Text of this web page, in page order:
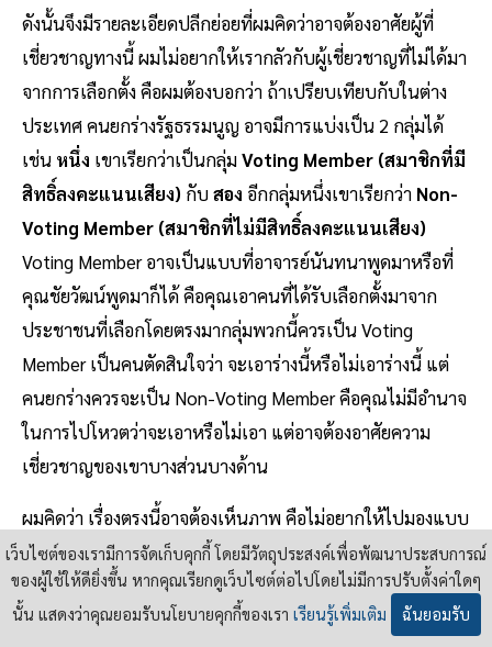
ดังนั้นจึงมีรายละเอียดปลีกย่อยที่ผมคิดว่าอาจต้องอาศัยผู้ที่
เชี่ยวชาญทางนี้ ผมไม่อยากให้เรากลัวกับผู้เชี่ยวชาญที่ไม่ได้มา
จากการเลือกตั้ง คือผมต้องบอกว่า ถ้าเปรียบเทียบกับในต่าง
ประเทศ คนยกร่างรัฐธรรมนูญ อาจมีการแบ่งเป็น 2 กลุ่มได้
เช่น หนึ่ง เขาเรียกว่าเป็นกลุ่มVoting Member (สมาชิกที่มี
สิทธิ์ลงคะแนนเสียง) กับสอง อีกกลุ่มหนึ่งเขาเรียกว่า Non-
Voting Member (สมาชิกที่ไม่มีสิทธิ์ลงคะแนนเสียง)
Voting Member อาจเป็นแบบที่อาจารย์นันทนาพูดมาหรือที่
คุณชัยวัฒน์พูดมาก็ได้ คือคุณเอาคนที่ได้รับเลือกตั้งมาจาก
ประชาชนที่เลือกโดยตรงมากลุ่มพวกนี้ควรเป็น Voting
Member เป็นคนตัดสินใจว่า จะเอาร่างนี้หรือไม่เอาร่างนี้ แต่
คนยกร่างควรจะเป็น Non-Voting Member คือคุณไม่มีอำนาจ
ในการไปโหวตว่าจะเอาหรือไม่เอา แต่อาจต้องอาศัยความ
เชี่ยวชาญของเขาบางส่วนบางด้าน
ผมคิดว่า เรื่องตรงนี้อาจต้องเห็นภาพ คือไม่อยากให้ไปมองแบบ
ในเชิง Extreme (สุดโต่ง) ซ้ายขวา เพราะในทางแล้ว
รัฐธรรมนูญ การยกร่างมี Concept (แนวคิด) แบบนี้อยู่เหมือน
กัน ผมคิดว่าถ้าเห็นภาพตรงนี้ ว่าอาจมี Voting Member ก็ได้
เว็บไซต์ของเรามีการจัดเก็บคุกกี้ โดยมีวัตถุประสงค์เพื่อพัฒนาประสบการณ์
ของผู้ใช้ให้ดียิ่งขึ้น หากคุณเรียกดูเว็บไซต์ต่อไปโดยไม่มีการปรับตั้งค่าใดๆ
นั้น แสดงว่าคุณยอมรับนโยบายคุกกี้ของเรา เรียนรู้เพิ่มเติม ฉันยอมรับ